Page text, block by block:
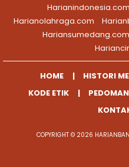
Harianindonesia.com
Harianolahraga.com
Hariansumedang.com
HOME HISTORI
KODE ETIK
COPYRIGHT © 2026